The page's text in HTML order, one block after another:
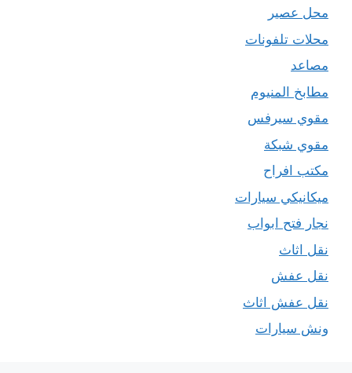
محل عصير
محلات تلفونات
مصاعد
مطابخ المنيوم
مقوي سيرفس
مقوي شبكة
مكتب افراح
ميكانيكي سيارات
نجار فتح ابواب
نقل اثاث
نقل عفش
نقل عفش اثاث
ونش سيارات